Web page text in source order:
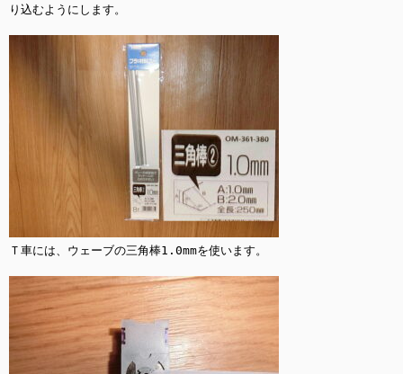
り込むようにします。
Ｔ車には、ウェーブの三角棒1.0mmを使います。